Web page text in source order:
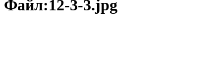
Файл:12-3-3.jpg